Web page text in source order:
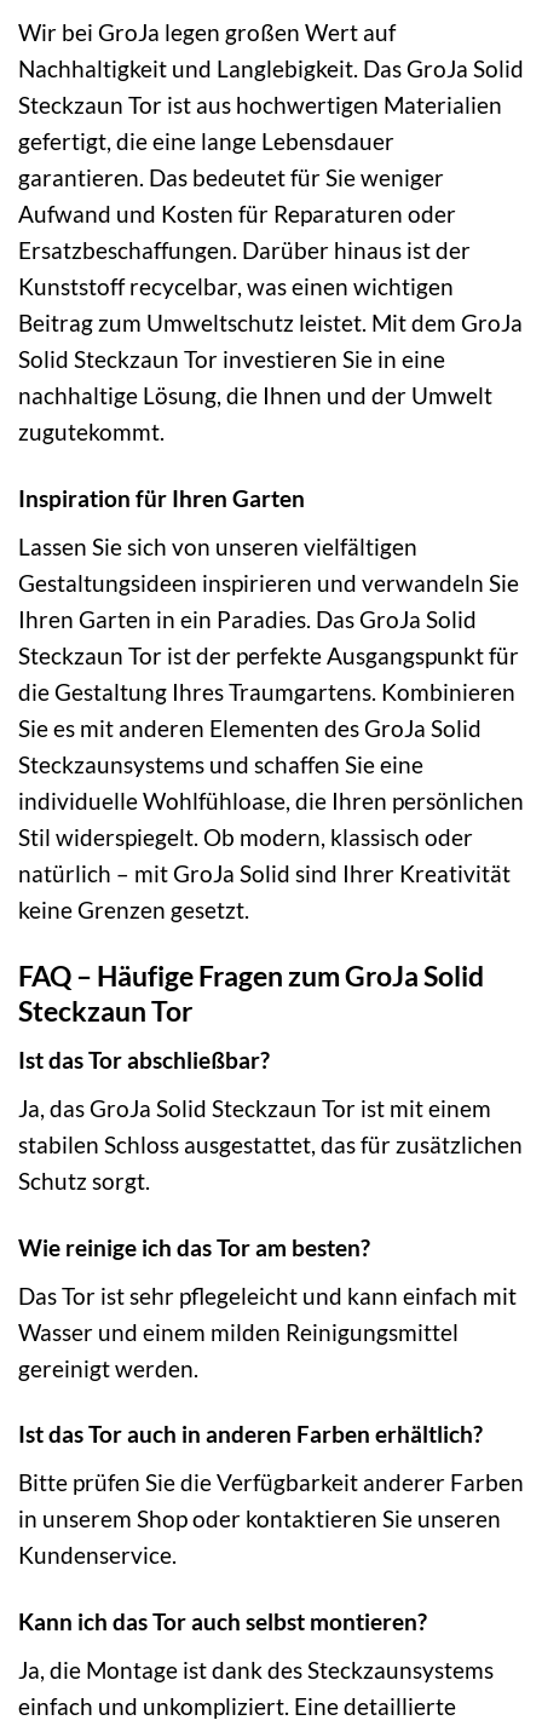
Wir bei GroJa legen großen Wert auf
Nachhaltigkeit und Langlebigkeit. Das GroJa Solid
Steckzaun Tor ist aus hochwertigen Materialien
gefertigt, die eine lange Lebensdauer
garantieren. Das bedeutet für Sie weniger
Aufwand und Kosten für Reparaturen oder
Ersatzbeschaffungen. Darüber hinaus ist der
Kunststoff recycelbar, was einen wichtigen
Beitrag zum Umweltschutz leistet. Mit dem GroJa
Solid Steckzaun Tor investieren Sie in eine
nachhaltige Lösung, die Ihnen und der Umwelt
zugutekommt.
Inspiration für Ihren Garten
Lassen Sie sich von unseren vielfältigen
Gestaltungsideen inspirieren und verwandeln Sie
Ihren Garten in ein Paradies. Das GroJa Solid
Steckzaun Tor ist der perfekte Ausgangspunkt für
die Gestaltung Ihres Traumgartens. Kombinieren
Sie es mit anderen Elementen des GroJa Solid
Steckzaunsystems und schaffen Sie eine
individuelle Wohlfühloase, die Ihren persönlichen
Stil widerspiegelt. Ob modern, klassisch oder
natürlich – mit GroJa Solid sind Ihrer Kreativität
keine Grenzen gesetzt.
FAQ – Häufige Fragen zum GroJa Solid
Steckzaun Tor
Ist das Tor abschließbar?
Ja, das GroJa Solid Steckzaun Tor ist mit einem
stabilen Schloss ausgestattet, das für zusätzlichen
Schutz sorgt.
Wie reinige ich das Tor am besten?
Das Tor ist sehr pflegeleicht und kann einfach mit
Wasser und einem milden Reinigungsmittel
gereinigt werden.
Ist das Tor auch in anderen Farben erhältlich?
Bitte prüfen Sie die Verfügbarkeit anderer Farben
in unserem Shop oder kontaktieren Sie unseren
Kundenservice.
Kann ich das Tor auch selbst montieren?
Ja, die Montage ist dank des Steckzaunsystems
einfach und unkompliziert. Eine detaillierte